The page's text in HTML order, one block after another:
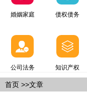
婚姻家庭 债权债务
公司法务 知识产权
首页 >>文章